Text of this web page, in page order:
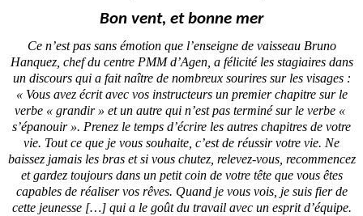
Bon vent, et bonne mer
Ce n’est pas sans émotion que l’enseigne de vaisseau Bruno
Hanquez, chef du centre PMM d’Agen, a félicité les stagiaires dans
un discours qui a fait naître de nombreux sourires sur les visages :
« Vous avez écrit avec vos instructeurs un premier chapitre sur le
verbe « grandir » et un autre qui n’est pas terminé sur le verbe «
s’épanouir ». Prenez le temps d’écrire les autres chapitres de votre
vie. Tout ce que je vous souhaite, c’est de réussir votre vie. Ne
baissez jamais les bras et si vous chutez, relevez-vous, recommencez
et gardez toujours dans un petit coin de votre tête que vous êtes
capables de réaliser vos rêves. Quand je vous vois, je suis fier de
cette jeunesse […] qui a le goût du travail avec un esprit d’équipe.